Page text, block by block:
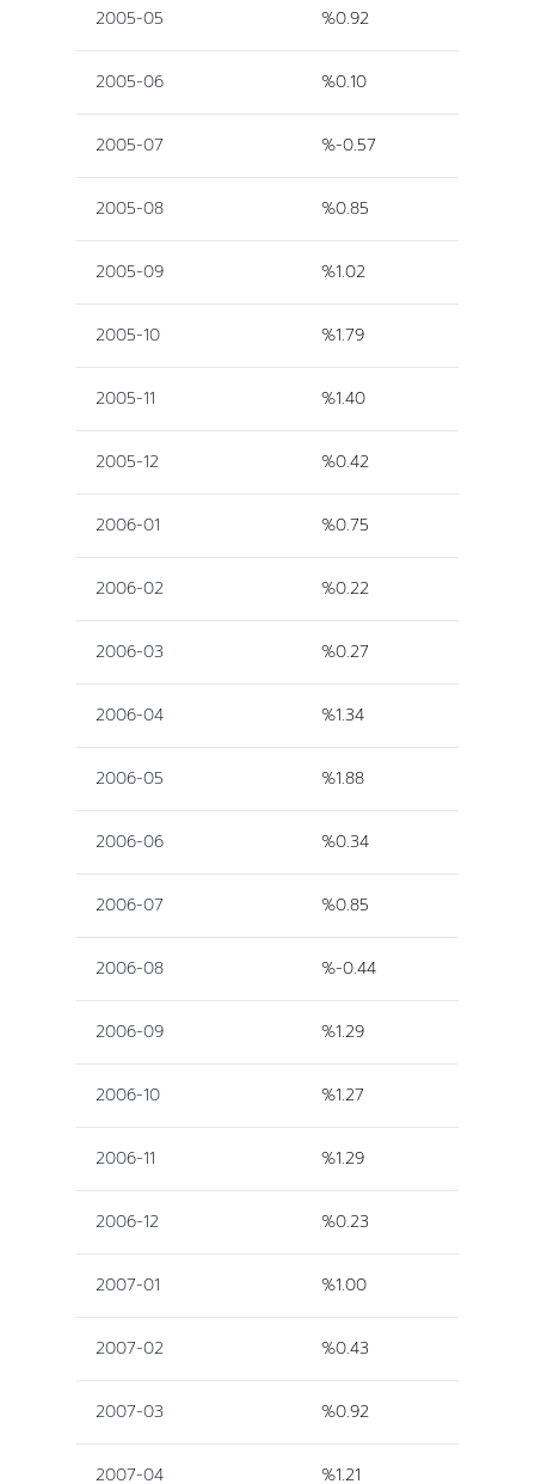
2005-05 %0.92
2005-06 %0.10
2005-07 %-0.57
2005-08 %0.85
2005-09 %1.02
2005-10 %1.79
2005-11 %1.40
2005-12 %0.42
2006-01 %0.75
2006-02 %0.22
2006-03 %0.27
2006-04 %1.34
2006-05 %1.88
2006-06 %0.34
2006-07 %0.85
2006-08 %-0.44
2006-09 %1.29
2006-10 %1.27
2006-11 %1.29
2006-12 %0.23
2007-01 %1.00
2007-02 %0.43
2007-03 %0.92
2007-04 %1.21